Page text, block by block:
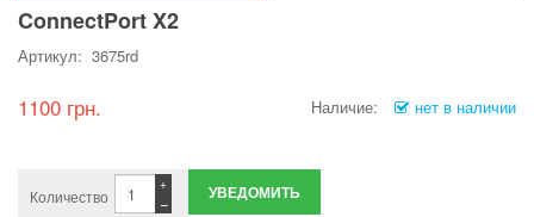
ConnectPort X2
Артикул: 3675rd
1100 грн. Наличие: нет в наличии
Количество −
+ УВЕДОМИТЬ